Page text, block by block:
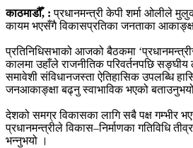
काठमाडौँ, : प्रधानमन्त्री केपी शर्मा ओलीले
कायम भएसँगै विकासप्रतिका जनताका
प्रतिनिधिसभाको आजको बैठकमा
कालमा उहाँले राजनीतिक परिवर्तनपछि
समावेशी संविधानजस्ता ऐतिहासिक उपलब्धि
जनआकाङ्क्षा बढ्नु स्वाभाविक भएको
देशको समग्र विकासका लागि सबै पक्ष गम्भीर
प्रधानमन्त्रीले विकास–निर्माणका गतिविधि
भन्नुभयो ।